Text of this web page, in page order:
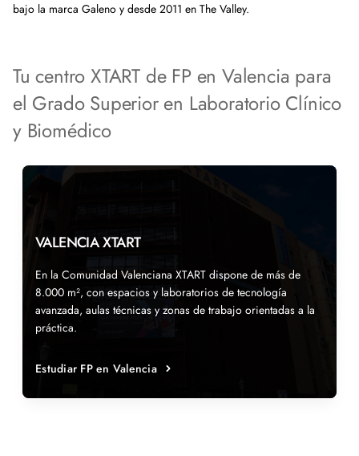
bajo la marca Galeno y desde 2011 en The Valley.
Tu centro XTART de FP en Valencia para
el Grado Superior en Laboratorio Clínico
y Biomédico
VALENCIA XTART
En la Comunidad Valenciana XTART dispone de más de
8.000 m², con espacios y laboratorios de tecnología
avanzada, aulas técnicas y zonas de trabajo orientadas a la
práctica.
Estudiar FP en Valencia